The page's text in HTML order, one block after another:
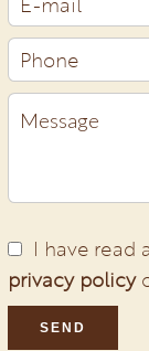
I have read
privacy policy
SEND